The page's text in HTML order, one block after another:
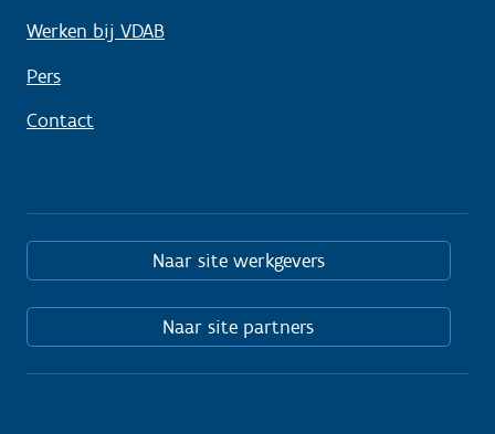
Werken bij VDAB
Pers
Contact
Naar site werkgevers
Naar site partners